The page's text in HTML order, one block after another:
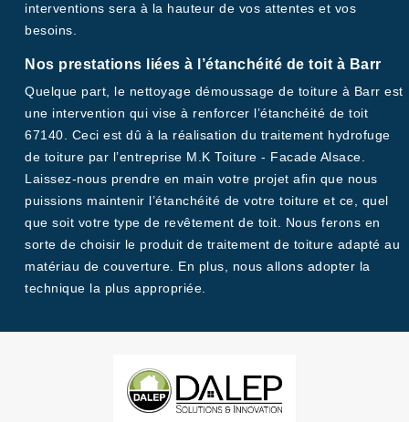
interventions sera à la hauteur de vos attentes et vos
besoins.
Nos prestations liées à l’étanchéité de toit à Barr
Quelque part, le nettoyage démoussage de toiture à Barr est
une intervention qui vise à renforcer l’étanchéité de toit
67140. Ceci est dû à la réalisation du traitement hydrofuge
de toiture par l’entreprise M.K Toiture - Facade Alsace.
Laissez-nous prendre en main votre projet afin que nous
puissions maintenir l’étanchéité de votre toiture et ce, quel
que soit votre type de revêtement de toit. Nous ferons en
sorte de choisir le produit de traitement de toiture adapté au
matériau de couverture. En plus, nous allons adopter la
technique la plus appropriée.